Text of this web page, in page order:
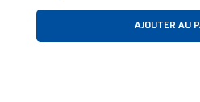
AJOUTER AU